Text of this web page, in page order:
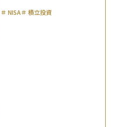
＃ NISA＃ 積立投資